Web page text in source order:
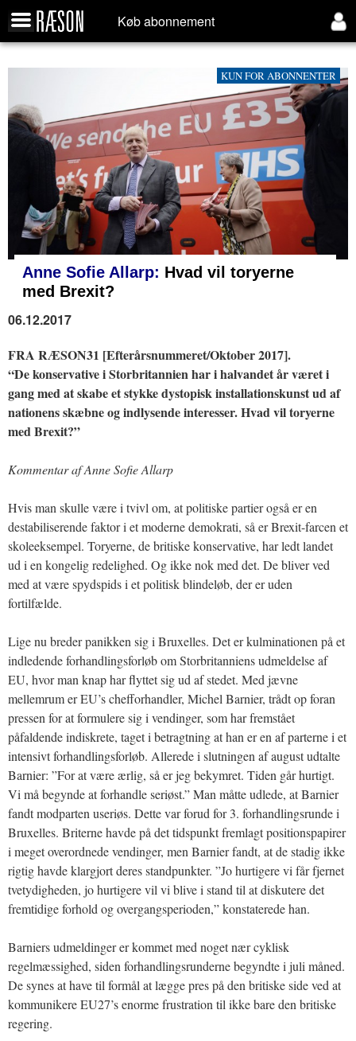
Køb abonnement
KUN FOR ABONNENTER
Anne Sofie Allarp: Hvad vil toryerne
med Brexit?
06.12.2017
FRA RÆSON31 [Efterårsnummeret/Oktober 2017].
“De konservative i Storbritannien har i halvandet år været i
gang med at skabe et stykke dystopisk installationskunst ud af
nationens skæbne og indlysende interesser. Hvad vil toryerne
med Brexit?”
Kommentar af Anne Sofie Allarp
Hvis man skulle være i tvivl om, at politiske partier også er en
destabiliserende faktor i et moderne demokrati, så er Brexit-farcen et
skoleeksempel. Toryerne, de britiske konservative, har ledt landet
ud i en kongelig redelighed. Og ikke nok med det. De bliver ved
med at være spydspids i et politisk blindeløb, der er uden
fortilfælde.
Lige nu breder panikken sig i Bruxelles. Det er kulminationen på et
indledende forhandlingsforløb om Storbritanniens udmeldelse af
EU, hvor man knap har flyttet sig ud af stedet. Med jævne
mellemrum er EU’s chefforhandler, Michel Barnier, trådt op foran
pressen for at formulere sig i vendinger, som har fremstået
påfaldende indiskrete, taget i betragtning at han er en af parterne i et
intensivt forhandlingsforløb. Allerede i slutningen af august udtalte
Barnier: ”For at være ærlig, så er jeg bekymret. Tiden går hurtigt.
Vi må begynde at forhandle seriøst.” Man måtte udlede, at Barnier
fandt modparten useriøs. Dette var forud for 3. forhandlingsrunde i
Bruxelles. Briterne havde på det tidspunkt fremlagt positionspapirer
i meget overordnede vendinger, men Barnier fandt, at de stadig ikke
rigtig havde klargjort deres standpunkter. ”Jo hurtigere vi får fjernet
tvetydigheden, jo hurtigere vil vi blive i stand til at diskutere det
fremtidige forhold og overgangsperioden,” konstaterede han.
Barniers udmeldinger er kommet med noget nær cyklisk
regelmæssighed, siden forhandlingsrunderne begyndte i juli måned.
De synes at have til formål at lægge pres på den britiske side ved at
kommunikere EU27’s enorme frustration til ikke bare den britiske
regering.